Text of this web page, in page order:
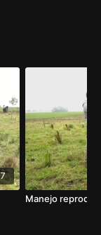
Manejo